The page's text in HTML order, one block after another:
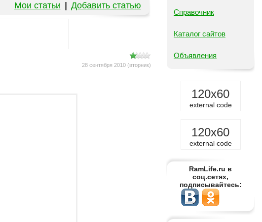
Мои статьи
Добавить статью
28 сентября 2010 (вторник)
Справочник
Каталог сайтов
Объявления
120x60
external code
120x60
external code
RamLife.ru в
соц.сетях,
подписывайтесь: